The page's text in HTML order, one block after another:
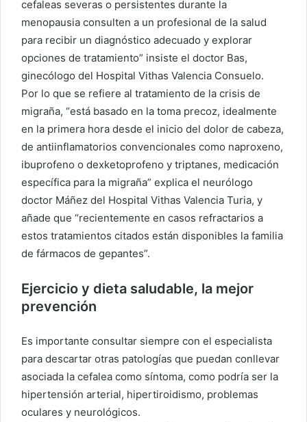
cefaleas severas o persistentes durante la
menopausia consulten a un profesional de la salud
para recibir un diagnóstico adecuado y explorar
opciones de tratamiento” insiste el doctor Bas,
ginecólogo del Hospital Vithas Valencia Consuelo.
Por lo que se refiere al tratamiento de la crisis de
migraña, “está basado en la toma precoz, idealmente
en la primera hora desde el inicio del dolor de cabeza,
de antiinflamatorios convencionales como naproxeno,
ibuprofeno o dexketoprofeno y triptanes, medicación
específica para la migraña” explica el neurólogo
doctor Máñez del Hospital Vithas Valencia Turia, y
añade que “recientemente en casos refractarios a
estos tratamientos citados están disponibles la familia
de fármacos de gepantes”.
Ejercicio y dieta saludable, la mejor
prevención
Es importante consultar siempre con el especialista
para descartar otras patologías que puedan conllevar
asociada la cefalea como síntoma, como podría ser la
hipertensión arterial, hipertiroidismo, problemas
oculares y neurológicos.